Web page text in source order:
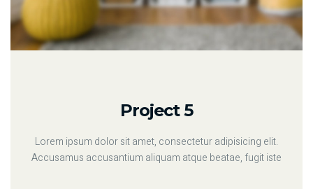
Project 5
Lorem ipsum dolor sit amet, consectetur adipisicing elit.
Accusamus accusantium aliquam atque beatae, fugit iste